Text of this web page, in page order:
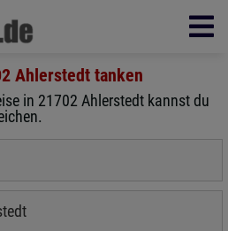
Ahlerstedt tanken
in 21702 Ahlerstedt kannst du